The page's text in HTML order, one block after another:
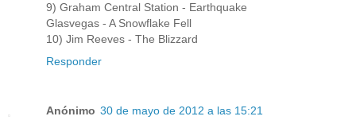
9) Graham Central Station - Earthquake
Glasvegas - A Snowflake Fell
10) Jim Reeves - The Blizzard
Responder
Anónimo 30 de mayo de 2012 a las 15:21